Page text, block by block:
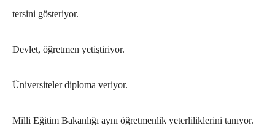
tersini gösteriyor.
Devlet, öğretmen yetiştiriyor.
Üniversiteler diploma veriyor.
Milli Eğitim Bakanlığı aynı öğretmenlik yeterliliklerini tanıyor.